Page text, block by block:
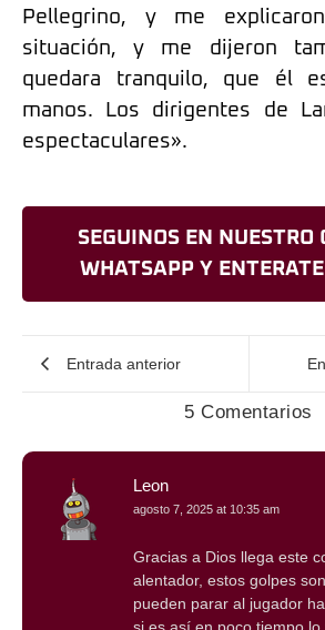
Pellegrino, y me
situación, y me dijeron
quedara tranquilo, que él
manos. Los dirigentes de
espectaculares».
SEGUINOS EN NUESTRO
WHATSAPP Y
Entrada anterior
5 Comentarios
Leon
agosto 7, 2025 at 10:35 am
Gracias a Dios llega este
alentador, estos golpes
pueden parar al jugador